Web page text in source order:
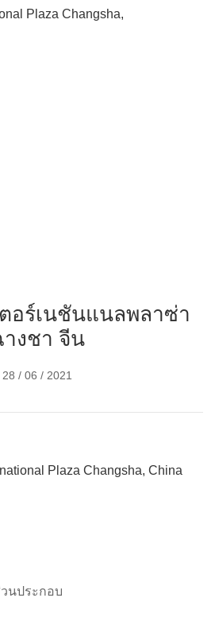
อร์เนชันแนลพลาซ่า
างชา จีน
28 / 06 / 2021
นประกอบ